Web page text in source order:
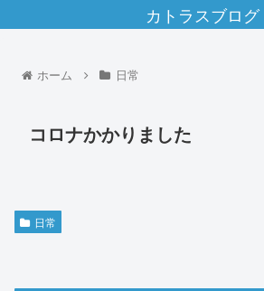
カトラスブログ
ホーム 日常
コロナかかりました
日常